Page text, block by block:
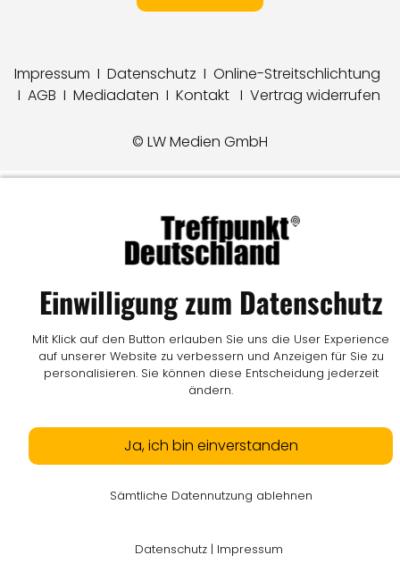
Impressum I Datenschutz I Online-Streitschlichtung
I AGB I Mediadaten I Kontakt I Vertrag widerrufen
© LW Medien GmbH
Einwilligung zum Datenschutz
Mit Klick auf den Button erlauben Sie uns die User Experience
auf unserer Website zu verbessern und Anzeigen für Sie zu
personalisieren. Sie können diese Entscheidung jederzeit
ändern.
Ja, ich bin einverstanden
Sämtliche Datennutzung ablehnen
Datenschutz | Impressum